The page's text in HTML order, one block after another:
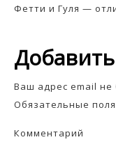
Фетти и Гуля —
Ваш адрес email не
Обязательные
Комментарий